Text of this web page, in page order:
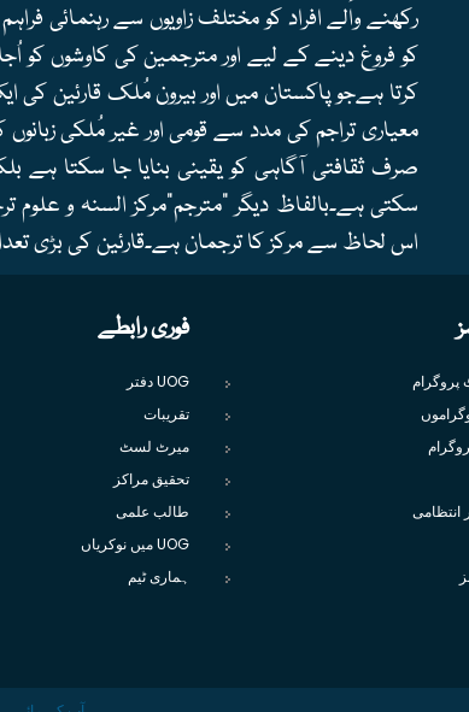
رکھنے والے افراد کو مختلف زاویوں سے رہنمائی
کو فروغ دینے کے لیے اور مترجمین کی کاوشوں کو
کرتا ہےجو پاکستان میں اور بیرون مُلک قارئین کی
معیاری تراجم کی مدد سے قومی اور غیر مُلکی
صرف ثقافتی آگاہی کو یقینی بنایا جا سکتا ہے
سکتی ہے۔بالفاظ دیگر "مترجم"مرکز السنہ و
اس لحاظ سے مرکز کا ترجمان ہے۔قارئین کی بڑی
پروگرام
انتظامی
فوری رابطے
UOG دفتر
تقریبات
میرٹ لسٹ
تحقیق مراکز
طالب علمی
UOG میں نوکریاں
ہماری ٹیم